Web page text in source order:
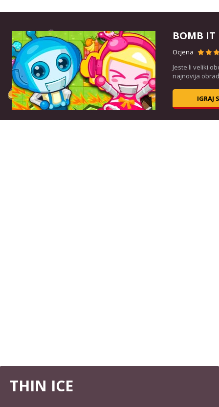
BOMB IT
Ocjena
Jeste li veliki
najnovija
IGRAJ
THIN ICE